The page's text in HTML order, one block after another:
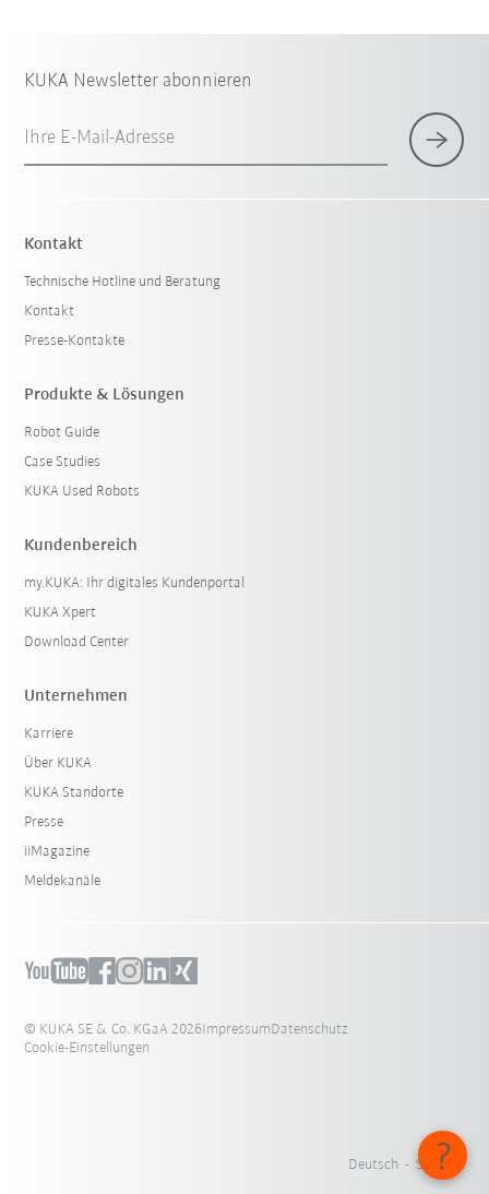
KUKA Newsletter abonnieren
Ihre E-Mail-Adresse
Kontakt
Technische Hotline und Beratung
Kontakt
Presse-Kontakte
Produkte & Lösungen
Robot Guide
Case Studies
KUKA Used Robots
Kundenbereich
my.KUKA: Ihr digitales Kundenportal
KUKA Xpert
Download Center
Unternehmen
Karriere
Über KUKA
KUKA Standorte
Presse
iiMagazine
Meldekanäle
© KUKA SE & Co. KGaA 2026ImpressumDatenschutz
Cookie-Einstellungen
Deutsch - Schweiz